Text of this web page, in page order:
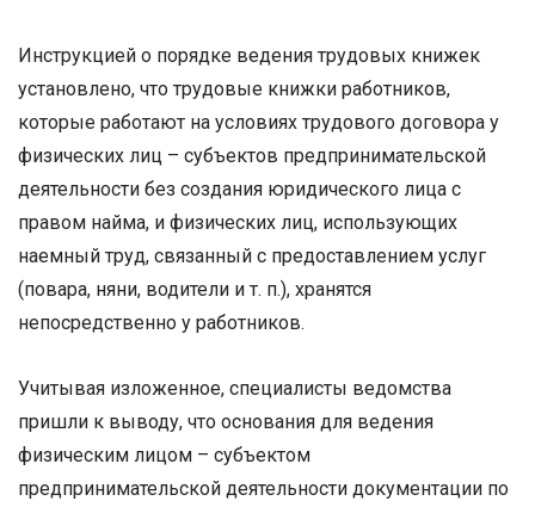
Инструкцией о порядке ведения трудовых книжек
установлено, что трудовые книжки работников,
которые работают на условиях трудового договора у
физических лиц – субъектов предпринимательской
деятельности без создания юридического лица с
правом найма, и физических лиц, использующих
наемный труд, связанный с предоставлением услуг
(повара, няни, водители и т. п.), хранятся
непосредственно у работников.
Учитывая изложенное, специалисты ведомства
пришли к выводу, что основания для ведения
физическим лицом – субъектом
предпринимательской деятельности документации по